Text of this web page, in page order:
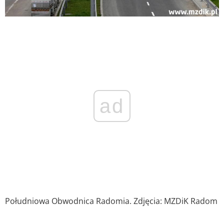
ad
Południowa Obwodnica Radomia. Zdjęcia: MZDiK Radom